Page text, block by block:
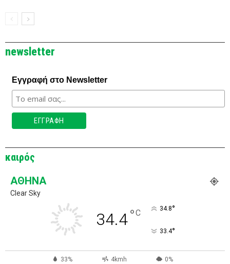
newsletter
Εγγραφή στο Newsletter
καιρός
ΑΘΉΝΑ
Clear Sky
34.4°C 34.8°
33.4°
33% 4kmh 0%